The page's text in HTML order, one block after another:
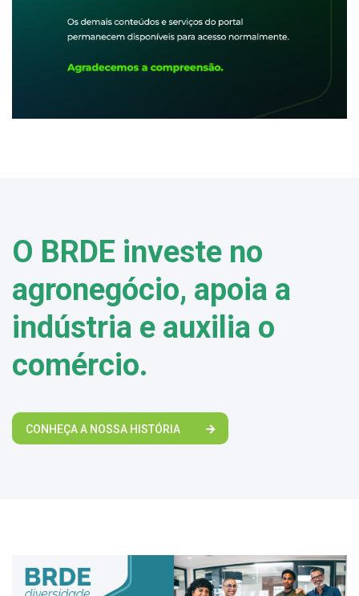
O BRDE investe no
agronegócio, apoia a
indústria e auxilia o
comércio.
CONHEÇA A NOSSA HISTÓRIA